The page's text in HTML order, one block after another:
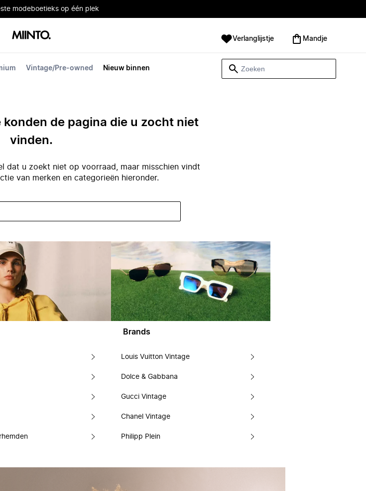
modeboetieks op één plek
Vintage/Pre-owned Nieuw binnen
Verlanglijstje Mandje
konden de pagina die u zocht niet
vinden.
dat u zoekt niet op voorraad, maar misschien vindt
van merken en categorieën hieronder.
Brands
Louis Vuitton Vintage
Dolce & Gabbana
Gucci Vintage
Chanel Vintage
Philipp Plein